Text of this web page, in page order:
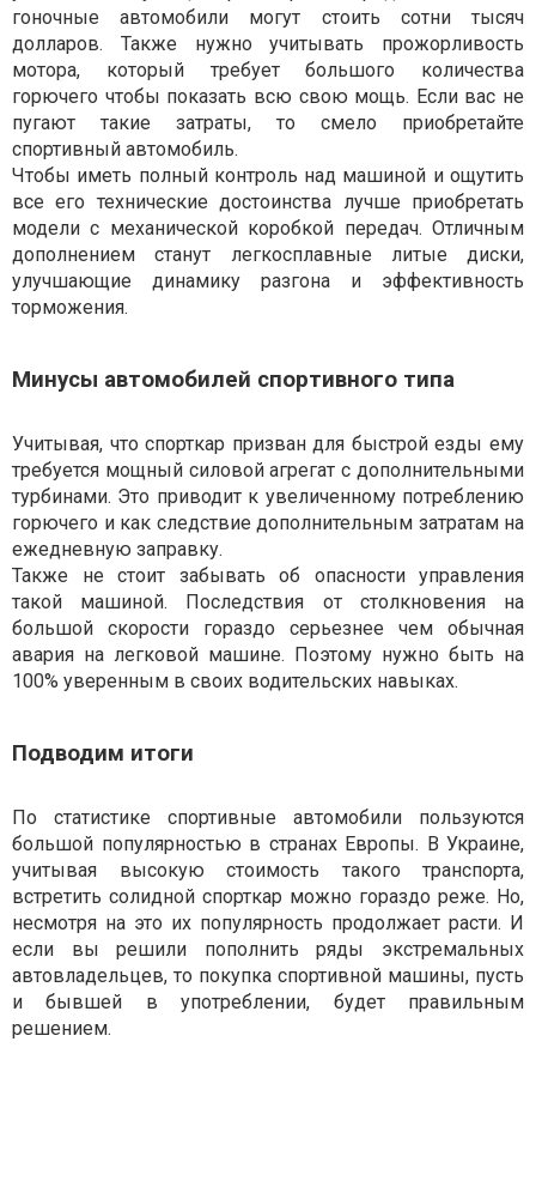
гоночные автомобили могут стоить сотни тысяч
долларов. Также нужно учитывать прожорливость
мотора, который требует большого количества
горючего чтобы показать всю свою мощь. Если вас не
пугают такие затраты, то смело приобретайте
спортивный автомобиль.
Чтобы иметь полный контроль над машиной и ощутить
все его технические достоинства лучше приобретать
модели с механической коробкой передач. Отличным
дополнением станут легкосплавные литые диски,
улучшающие динамику разгона и эффективность
торможения.
Минусы автомобилей спортивного типа
Учитывая, что спорткар призван для быстрой езды ему
требуется мощный силовой агрегат с дополнительными
турбинами. Это приводит к увеличенному потреблению
горючего и как следствие дополнительным затратам на
ежедневную заправку.
Также не стоит забывать об опасности управления
такой машиной. Последствия от столкновения на
большой скорости гораздо серьезнее чем обычная
авария на легковой машине. Поэтому нужно быть на
100% уверенным в своих водительских навыках.
Подводим итоги
По статистике спортивные автомобили пользуются
большой популярностью в странах Европы. В Украине,
учитывая высокую стоимость такого транспорта,
встретить солидной спорткар можно гораздо реже. Но,
несмотря на это их популярность продолжает расти. И
если вы решили пополнить ряды экстремальных
автовладельцев, то покупка спортивной машины, пусть
и бывшей в употреблении, будет правильным
решением.